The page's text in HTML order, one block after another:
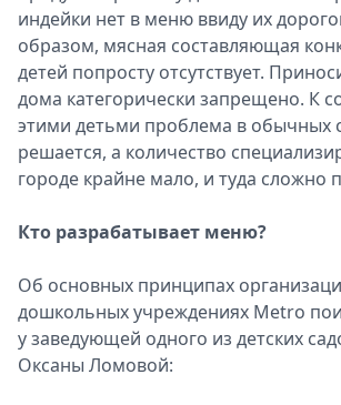
индейки нет в меню ввиду их
образом, мясная составляющая
детей попросту отсутствует.
дома категорически запрещено. К
этими детьми проблема в обычных
решается, а количество
городе крайне мало, и туда сложно
Кто разрабатывает меню?
Об основных принципах
дошкольных учреждениях Metro
у заведующей одного из детских
Оксаны Ломовой: